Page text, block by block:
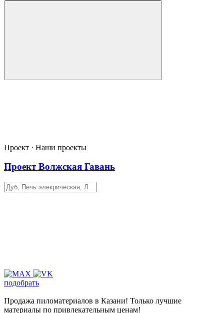
Проект · Наши проекты
Проект Волжская Гавань
подобрать
Продажа пиломатериалов в Казани! Только лучшие
материалы по привлекательным ценам!